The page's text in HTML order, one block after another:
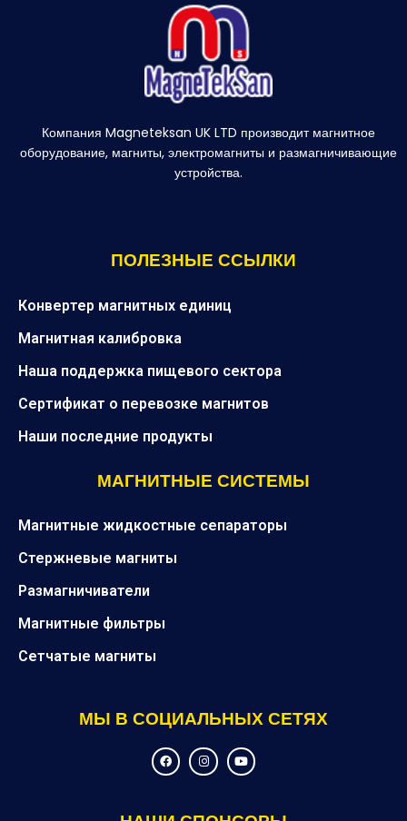
Компания Magneteksan UK LTD производит магнитное
оборудование, магниты, электромагниты и размагничивающие
устройства.
ПОЛЕЗНЫЕ ССЫЛКИ
Конвертер магнитных единиц
Магнитная калибровка
Наша поддержка пищевого сектора
Сертификат о перевозке магнитов
Наши последние продукты
МАГНИТНЫЕ СИСТЕМЫ
Магнитные жидкостные сепараторы
Стержневые магниты
Размагничиватели
Магнитные фильтры
Сетчатые магниты
МЫ В СОЦИАЛЬНЫХ СЕТЯХ
F
a
c
o
I
n
s
g
Y
o
u
b